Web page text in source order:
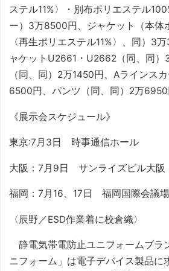
ステル11%〉・別布ポリエステル
ー）3万8500円、ジャケット（本体
〈再生ポリエステル11%〉、同）3
ャケットU2661・U2662（同、同）
（同、同）2万1450円、Aラインス
6500円、パンツ（同、同）2万6950
《展示会スケジュール》
東京:7月3日 時事通信ホール
大阪：7月9日 サンライズビル大阪
福岡：7月16、17日 福岡国際会議場
〈辰野／ESD作業着に校倉織〉
静電気帯電防止ユニフォームブラ
ニフォーム」は電子デバイス製品に